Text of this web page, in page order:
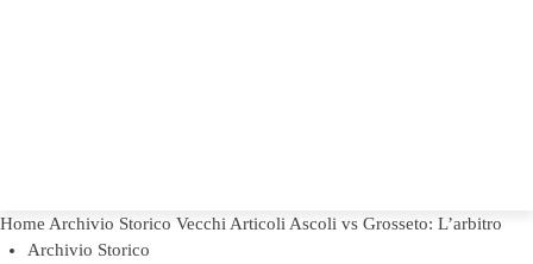
Home Archivio Storico Vecchi Articoli Ascoli vs Grosseto: L’arbitro
Archivio Storico